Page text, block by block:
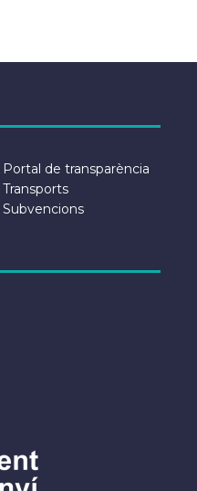
Portal de transparència
Transports
Subvencions